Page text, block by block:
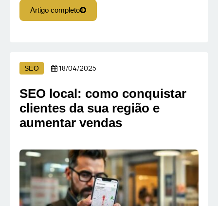
Artigo completo
SEO 18/04/2025
SEO local: como conquistar
clientes da sua região e
aumentar vendas